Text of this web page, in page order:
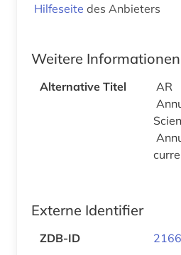
Hilfeseite des Anbieters
Weitere Informationen
Alternative Titel
AR
Externe Identifier
ZDB-ID